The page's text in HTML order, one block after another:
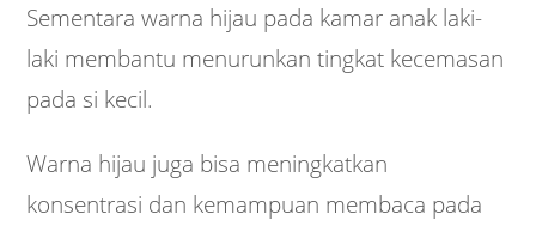
Sementara warna hijau pada kamar anak laki-
laki membantu menurunkan tingkat kecemasan
pada si kecil.
Warna hijau juga bisa meningkatkan
konsentrasi dan kemampuan membaca pada